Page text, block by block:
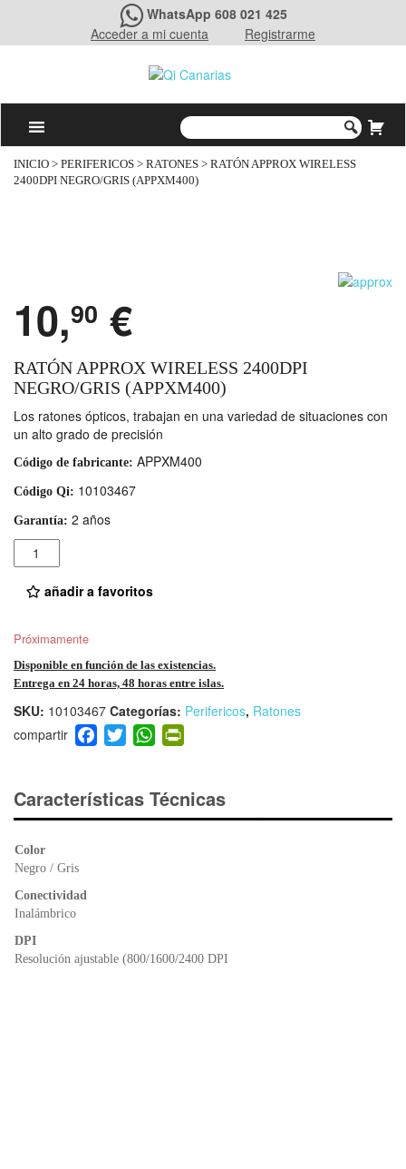
WhatsApp 608 021 425
Acceder a mi cuenta
Registrarme
INICIO > PERIFERICOS > RATONES > RATÓN APPROX WIRELESS
2400DPI NEGRO/GRIS (APPXM400)
10,90 €
RATÓN APPROX WIRELESS 2400DPI
NEGRO/GRIS (APPXM400)
Los ratones ópticos, trabajan en una variedad de situaciones con
un alto grado de precisión
Código de fabricante: APPXM400
Código Qi: 10103467
Garantía: 2 años
Cantidad
añadir a favoritos
Próximamente
Disponible en función de las existencias.
Entrega en 24 horas, 48 horas entre islas.
SKU: 10103467 Categorías: Perifericos, Ratones
F
a
e
b
T
wi
er
W
h
s
A
ri
e
Características Técnicas
Color
Negro / Gris
Conectividad
Inalámbrico
DPI
Resolución ajustable (800/1600/2400 DPI